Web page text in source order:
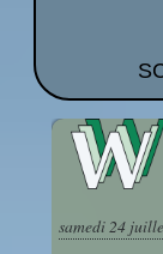
samedi 24